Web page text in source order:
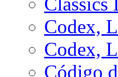
Codex,
Codex,
Código